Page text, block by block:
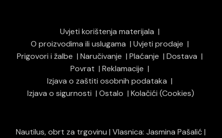
Uvjeti korištenja materijala
O proizvodima ili uslugama
Uvjeti prodaje
Prigovori i žalbe
Naručivanje Plaćanje
Dostava
Povrat
Reklamacije
Izjava o zaštiti osobnih podataka
Izjava o sigurnosti
Ostalo Kolačići (Cookies)
Nautilus, obrt za trgovinu | Vlasnica: Jasmina Pašalić |